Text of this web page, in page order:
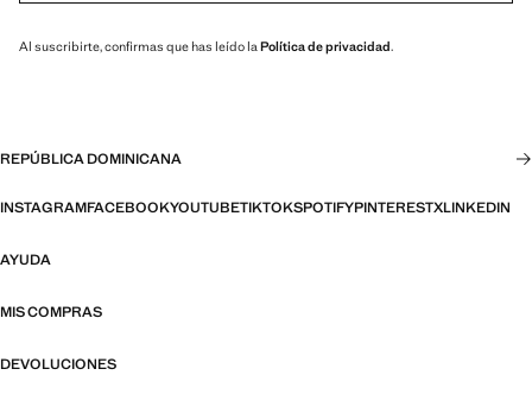
Al suscribirte, confirmas que has leído laPolítica de privacidad.
REPÚBLICA DOMINICANA
INSTAGRAMFACEBOOKYOUTUBETIKTOKSPOTIFYPINTERESTXLINKEDIN
AYUDA
MIS COMPRAS
DEVOLUCIONES